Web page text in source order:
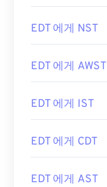
EDT 에게 NST
EDT 에게 AWST
EDT 에게 IST
EDT 에게 CDT
EDT 에게 AST